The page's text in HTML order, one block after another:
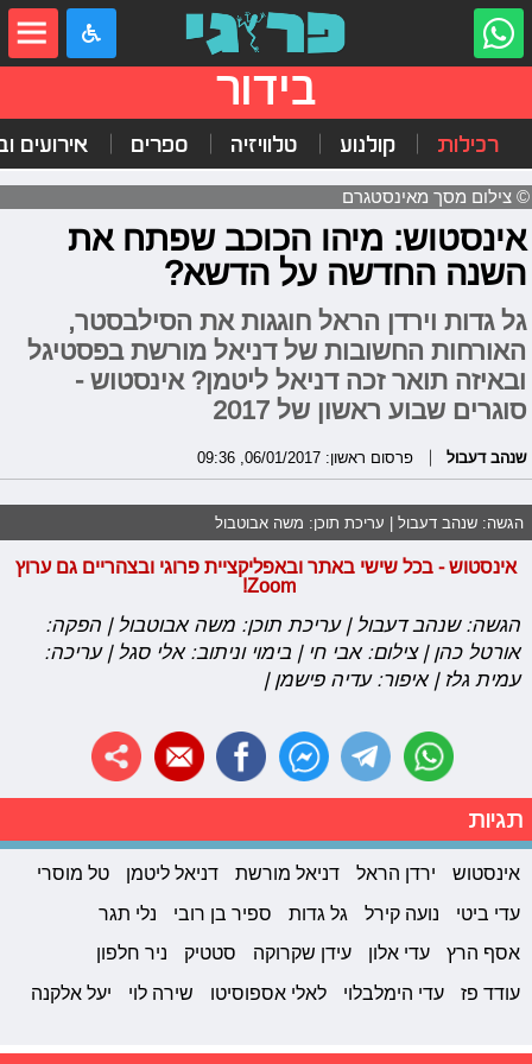
בידור
רכילות קולנוע טלוויזיה ספרים אירועים
© צילום מסך מאינסטגרם
אינסטוש: מיהו הכוכב שפתח את
השנה החדשה על הדשא?
גל גדות וירדן הראל חוגגות את הסילבסטר,
האורחות החשובות של דניאל מורשת בפסטיגל
ובאיזה תואר זכה דניאל ליטמן? אינסטוש -
סוגרים שבוע ראשון של 2017
שנהב דעבול פרסום ראשון: 06/01/2017, 09:36
הגשה: שנהב דעבול | עריכת תוכן: משה אבוטבול
אינסטוש - בכל שישי באתר ובאפליקציית פרוגי ובצהריים גם ערוץ
Zoom!
הגשה: שנהב דעבול | עריכת תוכן: משה אבוטבול | הפקה:
אורטל כהן | צילום: אבי חי | בימוי וניתוב: אלי סגל | עריכה:
עמית גלז | איפור: עדיה פישמן |
תגיות
אינסטוש ירדן הראל דניאל מורשת דניאל ליטמן
טל מוסרי
עדי ביטי
נועה קירל גל גדות ספיר בן רובי
נלי תגר
אסף הרץ
עדי אלון עידן שקרוקה סטטיק
ניר חלפון
עודד פז
עדי הימלבלוי לאלי אספוסיטו שירה לוי יעל אלקנה